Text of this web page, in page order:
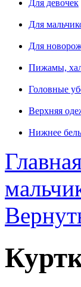
Для девочек
Для
Для
Пижамы,
Головные
Верхняя
Нижнее